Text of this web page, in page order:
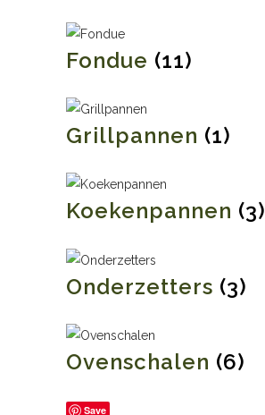
Fondue (11)
Grillpannen (1)
Koekenpannen (3)
Onderzetters (3)
Ovenschalen (6)
Save